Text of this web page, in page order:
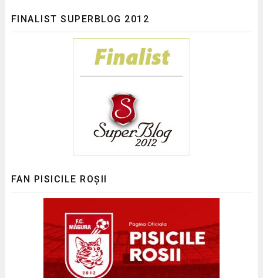
FINALIST SUPERBLOG 2012
FAN PISICILE ROȘII